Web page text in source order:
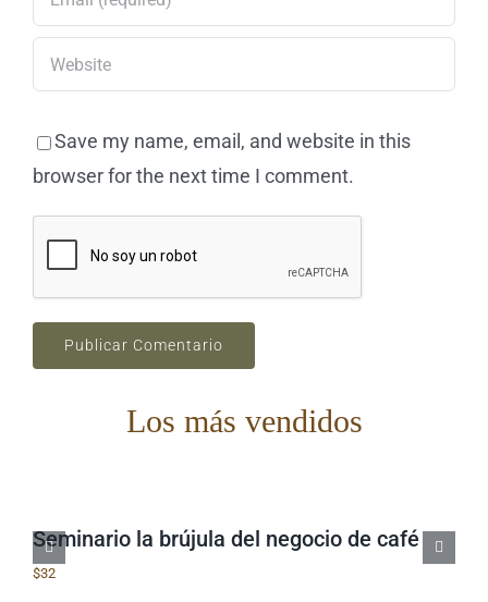
Save my name, email, and website in this
browser for the next time I comment.
Los más vendidos
Seminario la brújula del negocio de café
$32